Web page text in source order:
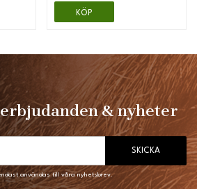
KÖP
& nyheter
SKICKA
användas till våra nyhetsbrev.